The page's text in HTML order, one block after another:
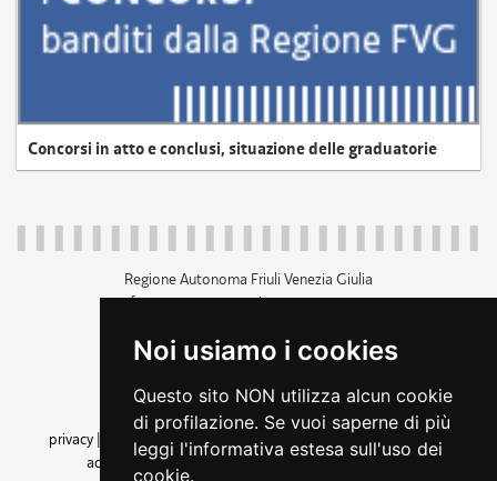
Noi usiamo i cookies
Questo sito NON utilizza alcun cookie
di profilazione. Se vuoi saperne di più
leggi l'informativa estesa sull'uso dei
cookie.
Concorsi in atto e conclusi, situazione delle graduatorie
Regione Autonoma Friuli Venezia Giulia
c.f. 80014930327; p.iva 00526040324
+39 040 3771111
amministrazione trasparente
privacy
cookie |note legali accessibilità
dichiarazione di
accessibilità| feedback cambio preferenze cookie